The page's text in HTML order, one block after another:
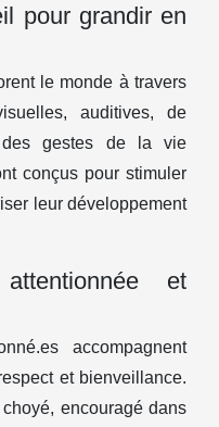
pour grandir en
le monde à travers
auditives, de
des gestes de la vie
conçus pour stimuler
leur développement
et
accompagnent
et bienveillance.
encouragé dans